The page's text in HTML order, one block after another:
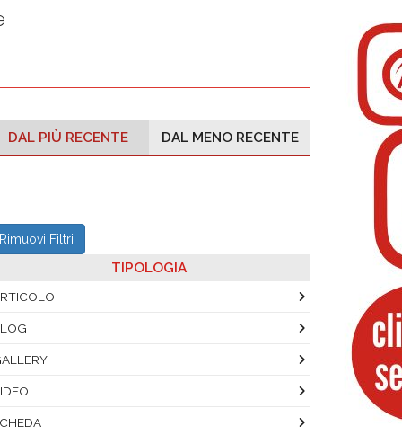
DAL PIÙ RECENTE DAL MENO RECENTE
Rimuovi Filtri
TIPOLOGIA